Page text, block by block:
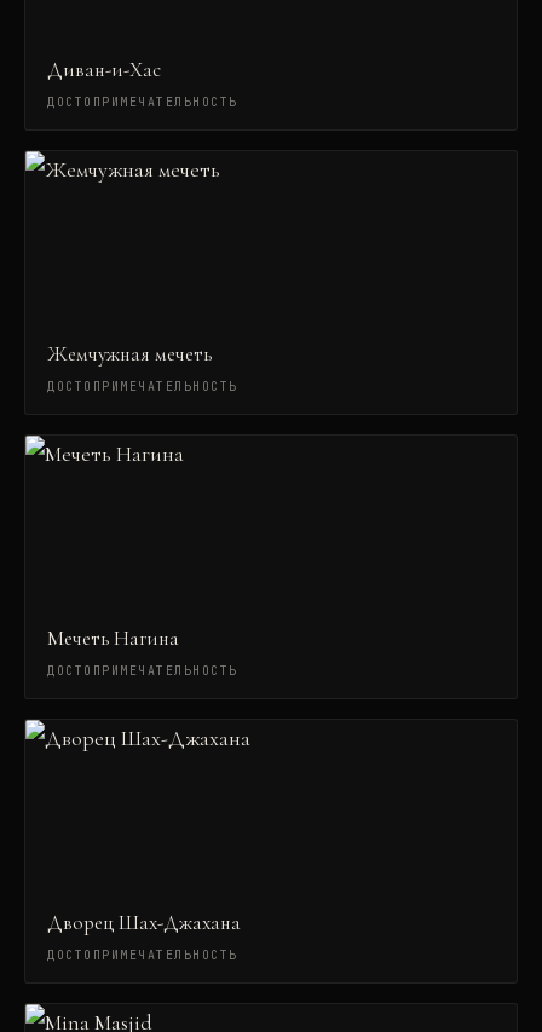
Диван-и-Хас
ДОСТОПРИМЕЧАТЕЛЬНОСТЬ
Жемчужная мечеть
ДОСТОПРИМЕЧАТЕЛЬНОСТЬ
Мечеть Нагина
ДОСТОПРИМЕЧАТЕЛЬНОСТЬ
Дворец Шах-Джахана
ДОСТОПРИМЕЧАТЕЛЬНОСТЬ